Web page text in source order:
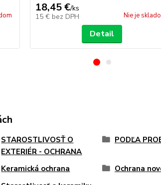
18,45 €/ks
15 € bez DPH Nie je
Detail
STAROSTLIVOSŤ O
EXTERIÉR - OCHRANA
PODĽA
Keramická ochrana Ochrana